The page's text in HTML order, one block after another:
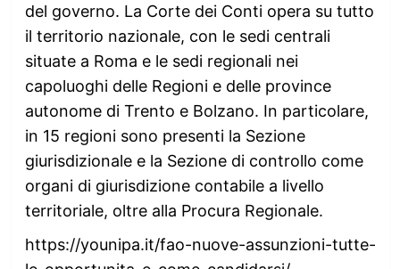
del governo. La Corte dei Conti opera su tutto
il territorio nazionale, con le sedi centrali
situate a Roma e le sedi regionali nei
capoluoghi delle Regioni e delle province
autonome di Trento e Bolzano. In particolare,
in 15 regioni sono presenti la Sezione
giurisdizionale e la Sezione di controllo come
organi di giurisdizione contabile a livello
territoriale, oltre alla Procura Regionale.
https://younipa.it/fao-nuove-assunzioni-tutte-